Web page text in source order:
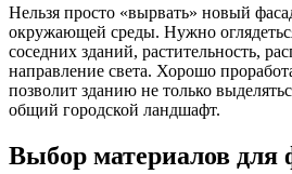
Нельзя просто «вырвать» новый
окружающей среды. Нужно
соседних зданий, растительность,
направление света. Хорошо
позволит зданию не только
общий городской ландшафт.
Выбор материалов для